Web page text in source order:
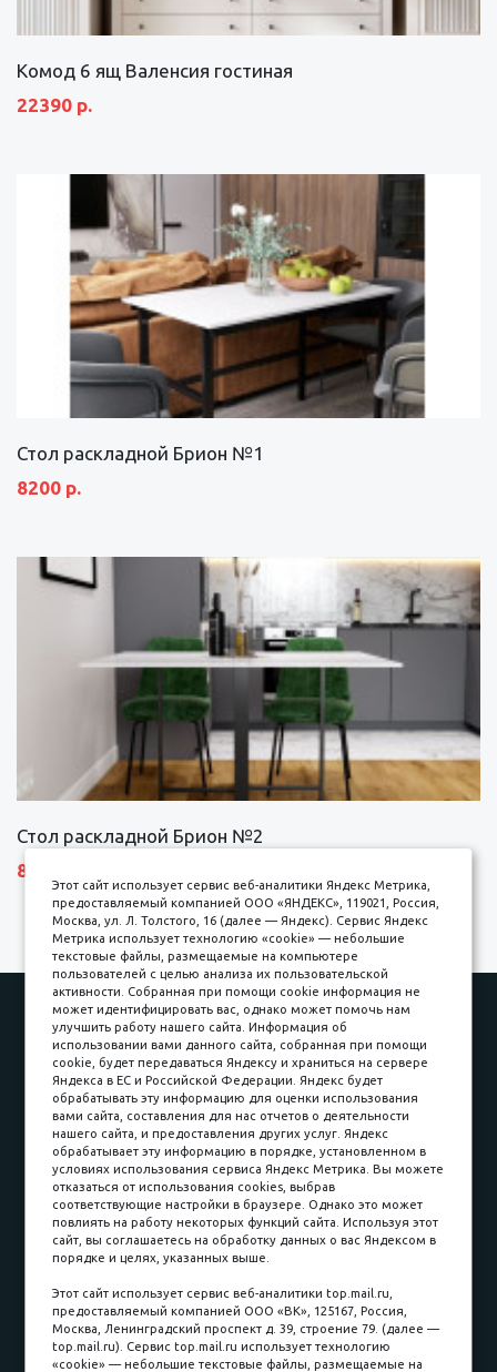
Комод 6 ящ Валенсия гостиная
22390 р.
Стол раскладной Брион №1
8200 р.
Стол раскладной Брион №2
8690 р.
Наши работы
Оплата
Доставка и сборка
Гарантии
Карьера в компании
Контакты
Принимаем к оплате
Наличные
пл. Соляная, 6, стр. 16
8 (3822) 60-70-30
8 (3822) 50-39-09
Этот сайт использует сервис веб-аналитики Яндекс Метрика,
предоставляемый компанией ООО «ЯНДЕКС», 119021, Россия,
Москва, ул. Л. Толстого, 16 (далее — Яндекс). Сервис Яндекс
Метрика использует технологию «cookie» — небольшие
текстовые файлы, размещаемые на компьютере
пользователей с целью анализа их пользовательской
активности. Собранная при помощи cookie информация не
может идентифицировать вас, однако может помочь нам
улучшить работу нашего сайта. Информация об
использовании вами данного сайта, собранная при помощи
cookie, будет передаваться Яндексу и храниться на сервере
Яндекса в ЕС и Российской Федерации. Яндекс будет
обрабатывать эту информацию для оценки использования
вами сайта, составления для нас отчетов о деятельности
нашего сайта, и предоставления других услуг. Яндекс
обрабатывает эту информацию в порядке, установленном в
условиях использования сервиса Яндекс Метрика. Вы можете
отказаться от использования cookies, выбрав
соответствующие настройки в браузере. Однако это может
повлиять на работу некоторых функций сайта. Используя этот
сайт, вы соглашаетесь на обработку данных о вас Яндексом в
порядке и целях, указанных выше.
Этот сайт использует сервис веб-аналитики top.mail.ru,
предоставляемый компанией ООО «ВК», 125167, Россия,
Москва, Ленинградский проспект д. 39, строение 79. (далее —
top.mail.ru). Сервис top.mail.ru использует технологию
«cookie» — небольшие текстовые файлы, размещаемые на